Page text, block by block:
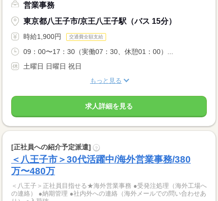
営業事務
東京都八王子市/京王八王子駅（バス 15分）
時給1,900円 交通費全額支給
09：00〜17：30（実働07：30、休憩01：00）...
土曜日 日曜日 祝日
もっと見る
求人詳細を見る
[正社員への紹介予定派遣] ?
＜八王子市＞30代活躍中/海外営業事務/380
万〜480万
＜八王子＞正社員目指せる★海外営業事務 ●受発注処理（海外工場へ
の連絡） ●納期管理 ●社内外への連絡（海外メールでの問い合わせあ